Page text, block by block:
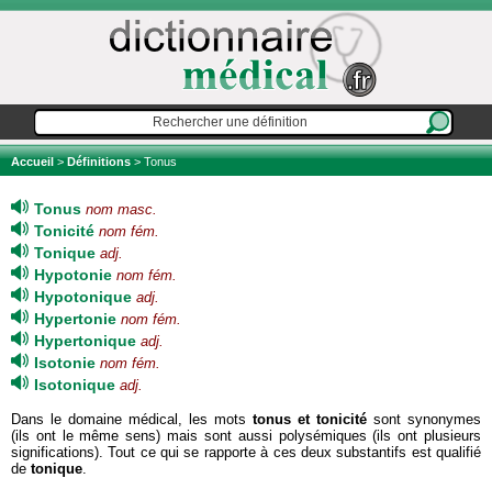
Accueil>Définitions> Tonus
Tonus nom masc.
Tonicité nom fém.
Tonique adj.
Hypotonie nom fém.
Hypotonique adj.
Hypertonie nom fém.
Hypertonique adj.
Isotonie nom fém.
Isotonique adj.
Dans le domaine médical, les mots tonus et tonicité sont synonymes
(ils ont le même sens) mais sont aussi polysémiques (ils ont plusieurs
significations). Tout ce qui se rapporte à ces deux substantifs est qualifié
de tonique.